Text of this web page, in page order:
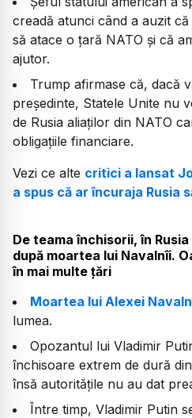
creadă atunci când a auzit
să atace o țară NATO și că
ajutor.
Trump afirmase că, dacă
preşedinte, Statele Unite nu
de Rusia aliaţilor din NATO
obligaţiile financiare.
Vezi ce alte critici a lansat
a spus că ar încuraja Rusia
De teama închisorii, în
după moartea lui Navalnîi.
în mai multe țări
Moartea lui Alexei
lumea.
Opozantul lui Vladimir
închisoare extrem de dură
însă autoritățile nu au dat
Între timp, Vladimir Putin